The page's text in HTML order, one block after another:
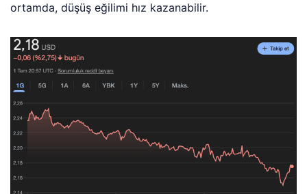
ortamda, düşüş eğilimi hız kazanabilir.